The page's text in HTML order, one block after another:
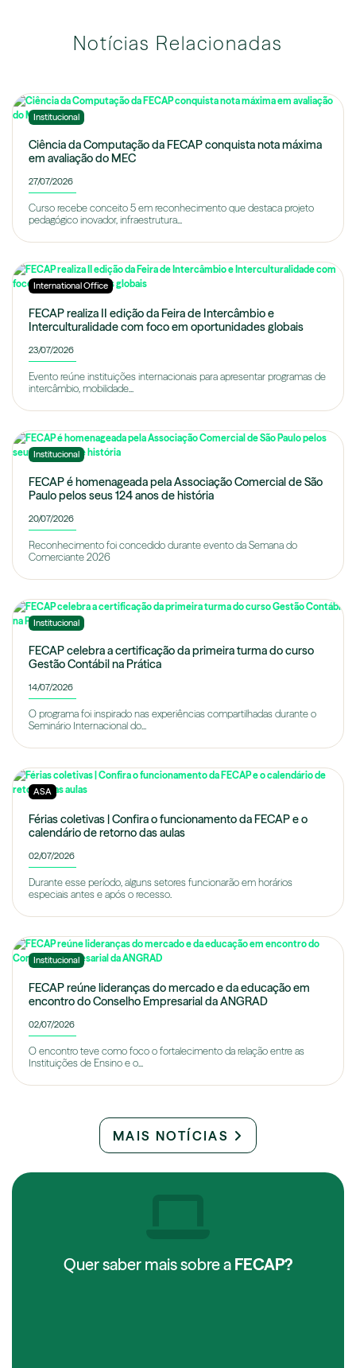
Notícias Relacionadas
Institucional
Ciência da Computação da FECAP conquista nota máxima
em avaliação do MEC
27/07/2026
Curso recebe conceito 5 em reconhecimento que destaca projeto
pedagógico inovador, infraestrutura...
International Office
FECAP realiza II edição da Feira de Intercâmbio e
Interculturalidade com foco em oportunidades globais
23/07/2026
Evento reúne instituições internacionais para apresentar programas de
intercâmbio, mobilidade...
Institucional
FECAP é homenageada pela Associação Comercial de São
Paulo pelos seus 124 anos de história
20/07/2026
Reconhecimento foi concedido durante evento da Semana do
Comerciante 2026
Institucional
FECAP celebra a certificação da primeira turma do curso
Gestão Contábil na Prática
14/07/2026
O programa foi inspirado nas experiências compartilhadas durante o
Seminário Internacional do...
ASA
Férias coletivas | Confira o funcionamento da FECAP e o
calendário de retorno das aulas
02/07/2026
Durante esse período, alguns setores funcionarão em horários
especiais antes e após o recesso.
Institucional
FECAP reúne lideranças do mercado e da educação em
encontro do Conselho Empresarial da ANGRAD
02/07/2026
O encontro teve como foco o fortalecimento da relação entre as
Instituições de Ensino e o...
MAIS NOTÍCIAS
Quer saber mais sobre a FECAP?